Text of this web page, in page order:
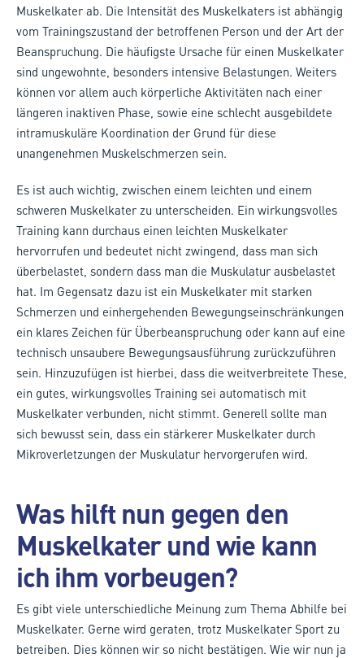
Muskelkater ab. Die Intensität des Muskelkaters ist abhängig
vom Trainingszustand der betroffenen Person und der Art der
Beanspruchung. Die häufigste Ursache für einen Muskelkater
sind ungewohnte, besonders intensive Belastungen. Weiters
können vor allem auch körperliche Aktivitäten nach einer
längeren inaktiven Phase, sowie eine schlecht ausgebildete
intramuskuläre Koordination der Grund für diese
unangenehmen Muskelschmerzen sein.
Es ist auch wichtig, zwischen einem leichten und einem
schweren Muskelkater zu unterscheiden. Ein wirkungsvolles
Training kann durchaus einen leichten Muskelkater
hervorrufen und bedeutet nicht zwingend, dass man sich
überbelastet, sondern dass man die Muskulatur ausbelastet
hat. Im Gegensatz dazu ist ein Muskelkater mit starken
Schmerzen und einhergehenden Bewegungseinschränkungen
ein klares Zeichen für Überbeanspruchung oder kann auf eine
technisch unsaubere Bewegungsausführung zurückzuführen
sein. Hinzuzufügen ist hierbei, dass die weitverbreitete These,
ein gutes, wirkungsvolles Training sei automatisch mit
Muskelkater verbunden, nicht stimmt. Generell sollte man
sich bewusst sein, dass ein stärkerer Muskelkater durch
Mikroverletzungen der Muskulatur hervorgerufen wird.
Was hilft nun gegen den
Muskelkater und wie kann
ich ihm vorbeugen?
Es gibt viele unterschiedliche Meinung zum Thema Abhilfe bei
Muskelkater. Gerne wird geraten, trotz Muskelkater Sport zu
betreiben. Dies können wir so nicht bestätigen. Wie wir nun ja